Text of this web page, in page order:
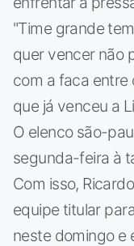
"Time grande
quer vencer não
com a faca entre
que já venceu a
O elenco são-
segunda-feira à
Com isso,
equipe titular
neste domingo e